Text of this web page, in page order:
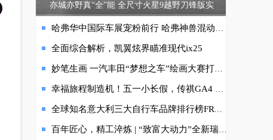
亦城亦野真“全”能 全尺寸火星9越野刀锋版实
哈弗华中国际车展宠粉前行 哈弗神兽混动DHT区域上市
全面综合解析，凯翼炫界瞄准现代ix25
妙笔生画 一汽丰田“梦想之车”绘画大赛打开梦想世界
幸福旅程制造机！五一小长假，传祺GA4 PLUS带你说走就走
全球知名意大利三大自行车品牌排行榜FRW辐轮王梅花皮纳
百年匠心，精工淬炼 | “致富大动力”全新瑞迈贵州上市